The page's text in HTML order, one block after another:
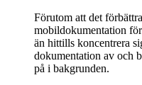
Förutom att det
mobildokumentation
än hittills koncentrera
dokumentation av och
på i bakgrunden.